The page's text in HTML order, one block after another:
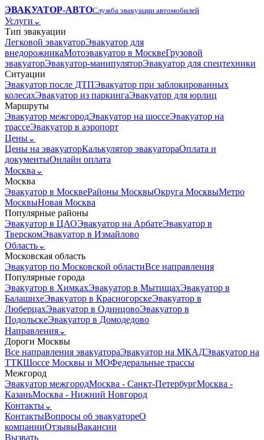
ЭВАКУАТОР-АВТОСлужба эвакуации автомобилей
Услуги ⌄
Тип эвакуации
Легковой эвакуаторЭвакуатор для
внедорожникаМотоэвакуатор в МосквеГрузовой
эвакуаторЭвакуатор-манипуляторЭвакуатор для спецтехники
Ситуации
Эвакуатор после ДТПЭвакуатор при заблокированных
колесахЭвакуатор из паркингаЭвакуатор для юрлиц
Маршруты
Эвакуатор межгородЭвакуатор на шоссеЭвакуатор на
трассеЭвакуатор в аэропорт
Цены⌄
Цены на эвакуаторКалькулятор эвакуатораОплата и
документыОнлайн оплата
Москва ⌄
Москва
Эвакуатор в МосквеРайоны МосквыОкруга МосквыМетро
МосквыНовая Москва
Популярные районы
Эвакуатор в ЦАОЭвакуатор на АрбатеЭвакуатор в
ТверскомЭвакуатор в Измайлово
Область⌄
Московская область
Эвакуатор по Московской областиВсе направления
Популярные города
Эвакуатор в ХимкахЭвакуатор в МытищахЭвакуатор в
БалашихеЭвакуатор в КрасногорскеЭвакуатор в
ЛюберцахЭвакуатор в ОдинцовоЭвакуатор в
ПодольскеЭвакуатор в Домодедово
Направления⌄
Дороги Москвы
Все направления эвакуатораЭвакуатор на МКАДЭвакуатор на
ТТКШоссе Москвы и МОФедеральные трассы
Межгород
Эвакуатор межгородМосква - Санкт-ПетербургМосква -
КазаньМосква - Нижний Новгород
Контакты⌄
КонтактыВопросы об эвакуатореО
компанииОтзывыВакансии
Вызвать